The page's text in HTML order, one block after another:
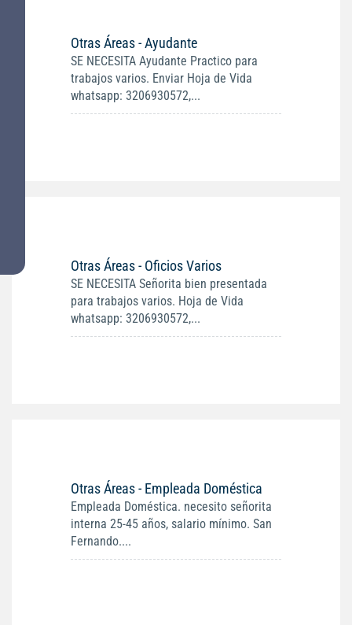
Otras Áreas - Ayudante
SE NECESITA Ayudante Practico para
trabajos varios. Enviar Hoja de Vida
whatsapp: 3206930572,...
Otras Áreas - Oficios Varios
SE NECESITA Señorita bien presentada
para trabajos varios. Hoja de Vida
whatsapp: 3206930572,...
Otras Áreas - Empleada Doméstica
Empleada Doméstica. necesito señorita
interna 25-45 años, salario mínimo. San
Fernando....